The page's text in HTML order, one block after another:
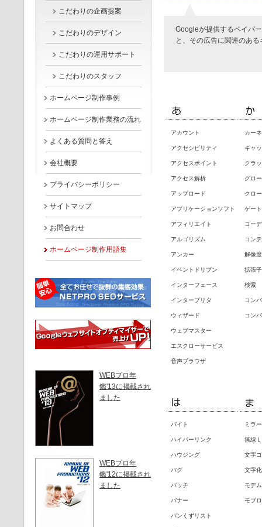
こだわりの企画提案
こだわりのデザイン
こだわりの運用サポート
こだわりのスタッフ
ホームページ制作事例
ホームページ制作業務の流れ
よくある質問と答え
会社概要
プライバシーポリシー
サイトマップ
お問合わせ
ホームページ制作用語集
WEBプロ年
鑑'13に掲載され
ました
WEBプロ年
鑑'12に掲載され
ました
Googleが提供するペイパ
と、その広告に関連のあ
アカウント
アクセシビリティ
アクセスポイント
アクセス解析
アップロード
アプリケーションソフト
アフィリエイト
アルゴリズム
アンカー
イベントドリブン
インターフェース
インタープリタ
ウィザード
ウェブマスター
エスクローサービス
音声ブラウザ
カー
キャ
クラ
グロ
クロ
ゲー
コー
コン
解像度
拡張子
検索
コン
コン
バイト
ハイパーリンク
ハウジング
バグ
パッチ
バナー
パンくずリスト
ミラ
無線
文字
文字
モデム
モブ